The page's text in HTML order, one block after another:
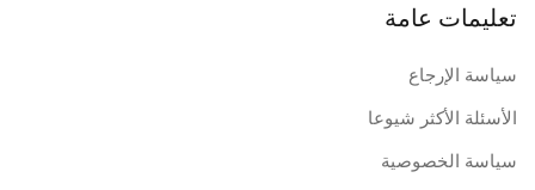
تعليمات عامة
سياسة الإرجاع
الأسئلة الأكثر شيوعا
سياسة الخصوصية